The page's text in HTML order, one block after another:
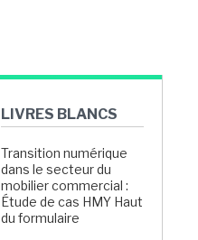
LIVRES BLANCS
Transition numérique
dans le secteur du
mobilier commercial :
Étude de cas HMY Haut
du formulaire